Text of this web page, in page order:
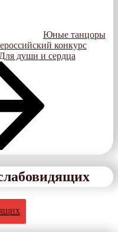
Юные танцоры
конкурс
Для души и сердца